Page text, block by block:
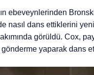
ebeveynlerinden
nasıl dans ettiklerini
görüldü. Cox,
yaparak dans